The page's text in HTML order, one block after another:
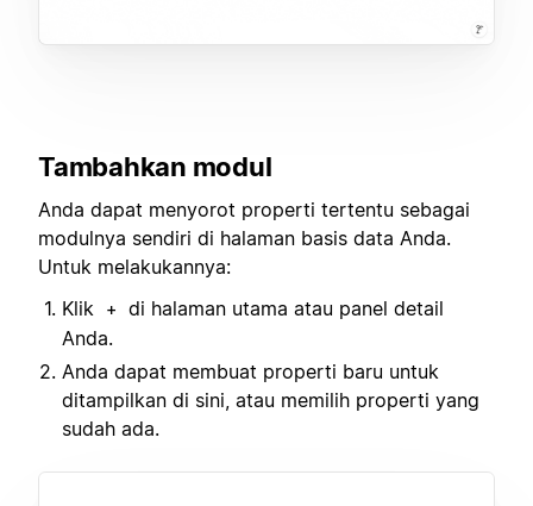
Tambahkan modul
Anda dapat menyorot properti tertentu sebagai
modulnya sendiri di halaman basis data Anda.
Untuk melakukannya:
Klik
+
di halaman utama atau panel detail
Anda.
Anda dapat membuat properti baru untuk
ditampilkan di sini, atau memilih properti yang
sudah ada.